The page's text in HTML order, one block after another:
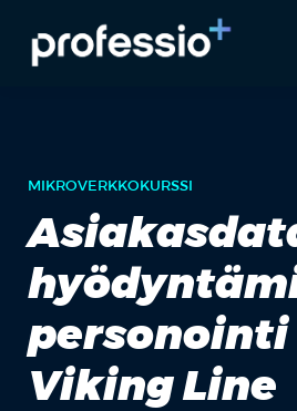
AI Coach
Pyydä
MIKROVERKKOKURSSI
personointi
Viking Line